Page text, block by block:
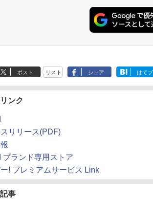
ポスト リスト シェア はてブ
ンク
リリース(PDF)
ブランド専用ストア
! プレミアムサービス Link
事